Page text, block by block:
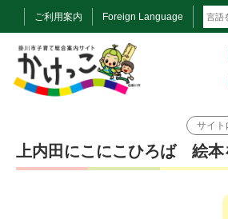
ご利用案内 Foreign Language
上内田にこにこひろば 絵本